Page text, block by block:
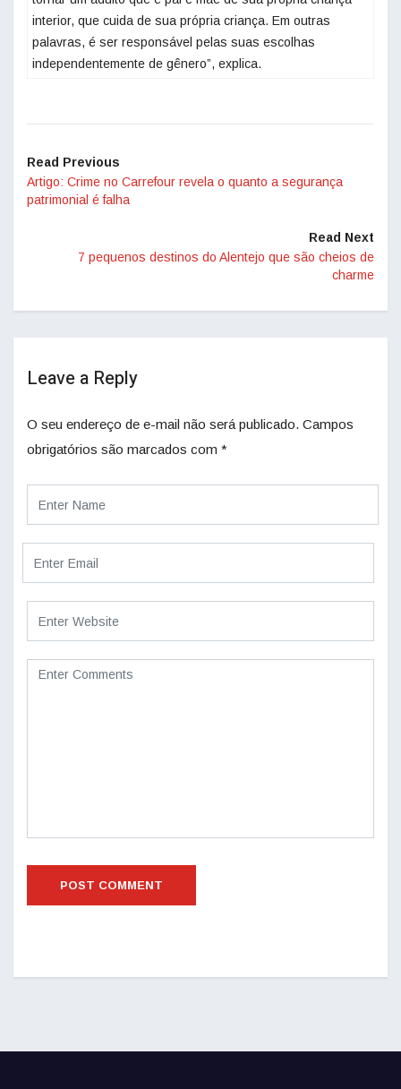
interior, que cuida de sua própria criança. Em outras
palavras, é ser responsável pelas suas escolhas
independentemente de gênero”, explica.
Read Previous
Artigo: Crime no Carrefour revela o quanto a segurança
patrimonial é falha
Read Next
7 pequenos destinos do Alentejo que são cheios de
charme
Leave a Reply
O seu endereço de e-mail não será publicado. Campos
obrigatórios são marcados com *